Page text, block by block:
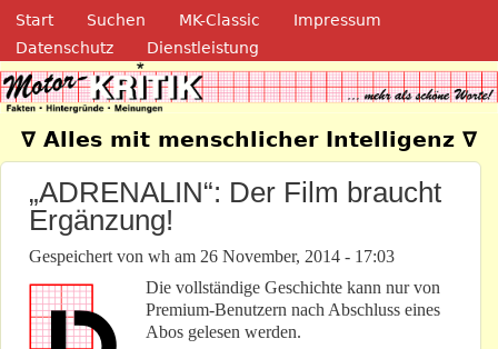
Direkt zum Inhalt
Navigation
Start Suchen MK-Classic
Impressum
Datenschutz
Dienstleistung
Motor-Kritik.de
∇ Alles mit menschlicher Intelligenz ∇
„ADRENALIN“: Der Film braucht
Ergänzung!
Gespeichert von wh am 26 November, 2014 - 17:03
Die vollständige Geschichte kann nur von
Premium-Benutzern nach Abschluss eines
Abos gelesen werden.